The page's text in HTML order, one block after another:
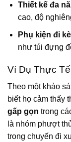
Thiết kế đa
cao, độ
Phụ kiện đi
như túi đựng
Ví Dụ Thực
Theo một khảo
biết họ cảm thấy
gấp gọn trong
là nhóm phượt
trong chuyến đi